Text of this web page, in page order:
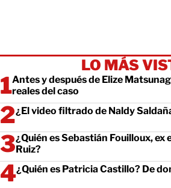
LO MÁS
Antes y después de Elize
reales del caso
¿El video filtrado de Naldy
¿Quién es Sebastián Fouilloux, ex
Ruiz?
¿Quién es Patricia Castillo? De